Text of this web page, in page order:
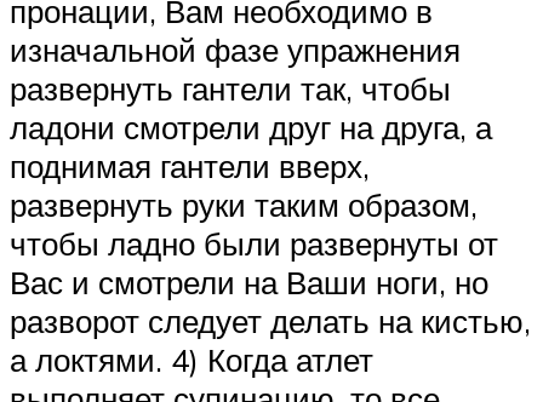
пронации, Вам необходимо в
изначальной фазе упражнения
развернуть гантели так, чтобы
ладони смотрели друг на друга, а
поднимая гантели вверх,
развернуть руки таким образом,
чтобы ладно были развернуты от
Вас и смотрели на Ваши ноги, но
разворот следует делать на кистью,
а локтями. 4) Когда атлет